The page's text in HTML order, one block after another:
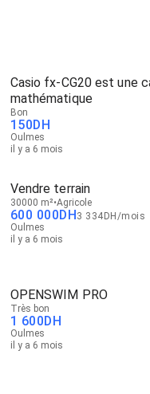
Casio fx‑CG20 est une
mathématique
Bon
150DH
Oulmes
il y a 6 mois
Vendre terrain
30000 m² Agricole
600 000DH3 334 DH /mois
Oulmes
il y a 6 mois
OPENSWIM PRO
Très bon
1 600DH
Oulmes
il y a 6 mois